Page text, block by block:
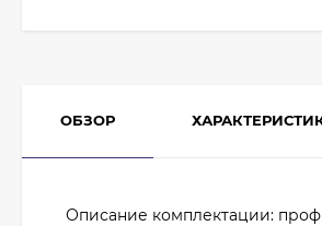
ОБЗОР
Описание комплектации: